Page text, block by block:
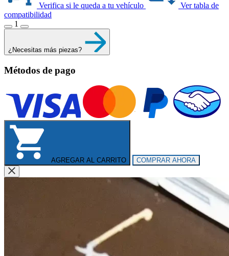
Verifica si le queda a tu vehículo
Ver tabla de
compatibilidad
1
¿Necesitas más piezas?
Métodos de pago
AGREGAR AL CARRITO COMPRAR AHORA